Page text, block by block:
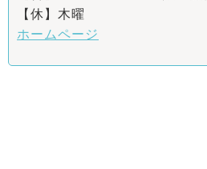
【休】木曜
ホームページ